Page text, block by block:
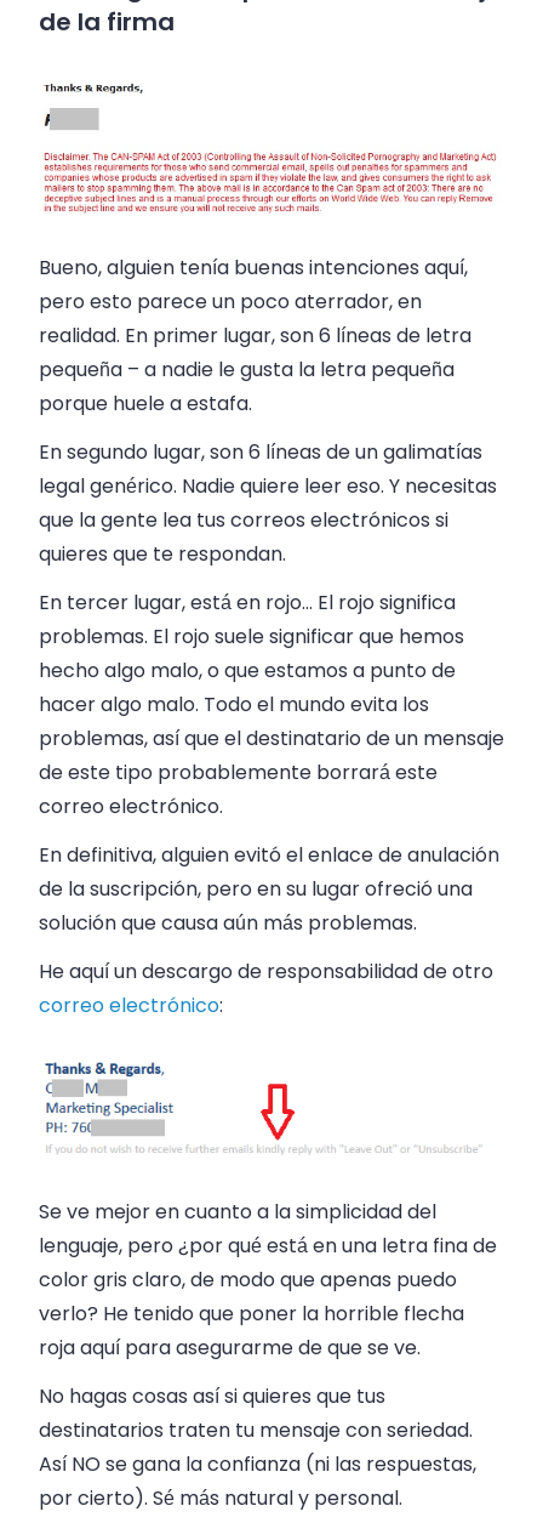
de la firma
Bueno, alguien tenía buenas intenciones aquí,
pero esto parece un poco aterrador, en
realidad. En primer lugar, son 6 líneas de letra
pequeña – a nadie le gusta la letra pequeña
porque huele a estafa.
En segundo lugar, son 6 líneas de un galimatías
legal genérico. Nadie quiere leer eso. Y necesitas
que la gente lea tus correos electrónicos si
quieres que te respondan.
En tercer lugar, está en rojo… El rojo significa
problemas. El rojo suele significar que hemos
hecho algo malo, o que estamos a punto de
hacer algo malo. Todo el mundo evita los
problemas, así que el destinatario de un mensaje
de este tipo probablemente borrará este
correo electrónico.
En definitiva, alguien evitó el enlace de anulación
de la suscripción, pero en su lugar ofreció una
solución que causa aún más problemas.
He aquí un descargo de responsabilidad de otro
correo electrónico:
Se ve mejor en cuanto a la simplicidad del
lenguaje, pero ¿por qué está en una letra fina de
color gris claro, de modo que apenas puedo
verlo? He tenido que poner la horrible flecha
roja aquí para asegurarme de que se ve.
No hagas cosas así si quieres que tus
destinatarios traten tu mensaje con seriedad.
Así NO se gana la confianza (ni las respuestas,
por cierto). Sé más natural y personal.